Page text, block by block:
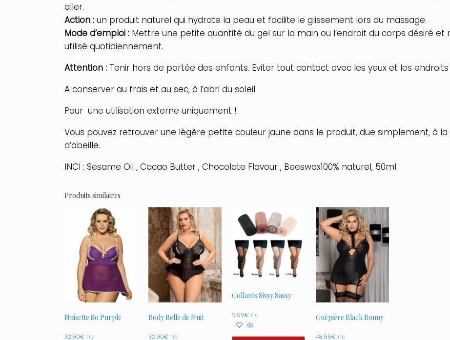
aller.
Action : un produit naturel qui hydrate la peau et facilite le glissement lors du massage.
Mode d’emploi : Mettre une petite quantité du gel sur la main ou l’endroit du corps désiré
utilisé quotidiennement.
Attention : Tenir hors de portée des enfants. Eviter tout contact avec les yeux et les
A conserver au frais et au sec, à l’abri du soleil.
Pour une utilisation externe uniquement !
Vous pouvez retrouver une légère petite couleur jaune dans le produit, due simplement, à
d’abeille.
INCI : Sesame Oil , Cacao Butter , Chocolate Flavour , Beeswax100% naturel, 50ml
Produits similaires
Nuisette So Purple
32.90€ TTC
Body Belle de Nuit
32.90€ TTC
Collants Sissy Sassy
9.99€ TTC Guêpière Black Bonny
48.95€ TTC